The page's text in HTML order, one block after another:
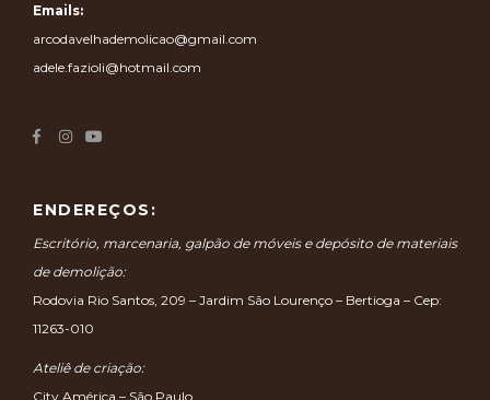
Emails:
arcodavelhademolicao@gmail.com
adele.fazioli@hotmail.com
ENDEREÇOS:
Escritório, marcenaria, galpão de móveis e depósito de materiais
de demolição:
Rodovia Rio Santos, 209 – Jardim São Lourenço – Bertioga – Cep:
11263-010
Ateliê de criação:
City América – São Paulo